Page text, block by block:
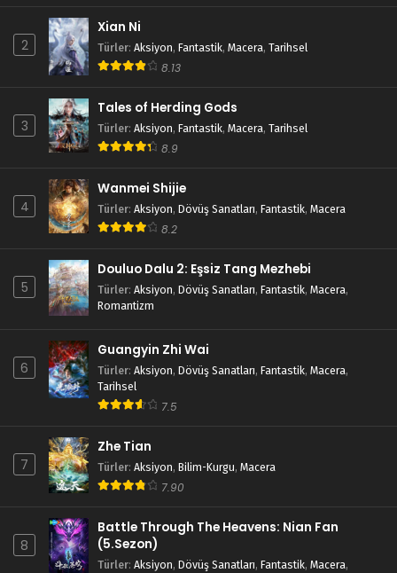
2
Xian Ni
Türler: Aksiyon, Fantastik, Macera, Tarihsel
8.13
3
Tales of Herding Gods
Türler: Aksiyon, Fantastik, Macera, Tarihsel
8.9
4
Wanmei Shijie
Türler: Aksiyon, Dövüş Sanatları, Fantastik, Macera
8.2
5
Douluo Dalu 2: Eşsiz Tang Mezhebi
Türler: Aksiyon, Dövüş Sanatları, Fantastik, Macera,
Romantizm
6
Guangyin Zhi Wai
Türler: Aksiyon, Dövüş Sanatları, Fantastik, Macera,
Tarihsel
7.5
7
Zhe Tian
Türler: Aksiyon, Bilim-Kurgu, Macera
7.90
8
Battle Through The Heavens: Nian Fan
(5.Sezon)
Türler: Aksiyon, Dövüş Sanatları, Fantastik, Macera,